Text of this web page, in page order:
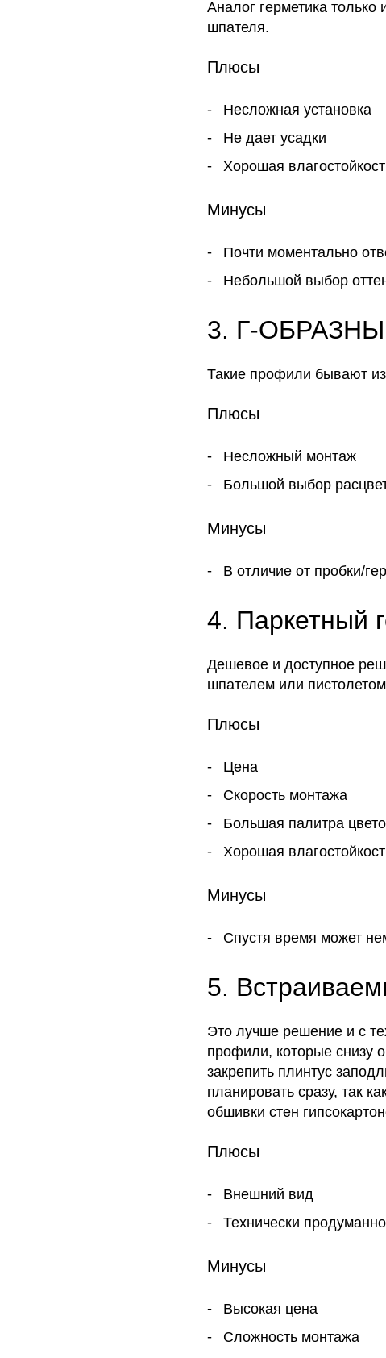
Аналог герметика
шпателя.
Плюсы
Несложная установка
Не дает усадки
Хорошая
Минусы
Почти моментально
Небольшой выбор
3. Г-
Такие профили бывают
Плюсы
Несложный монтаж
Большой выбор
Минусы
В отличие от пробки/
4. Паркетный
Дешевое и доступное
шпателем или
Плюсы
Цена
Скорость монтажа
Большая палитра
Хорошая
Минусы
Спустя время может
5.
Это лучше решение и с
профили, которые снизу
закрепить плинтус
планировать сразу, так
обшивки стен
Плюсы
Внешний вид
Технически
Минусы
Высокая цена
Сложность монтажа